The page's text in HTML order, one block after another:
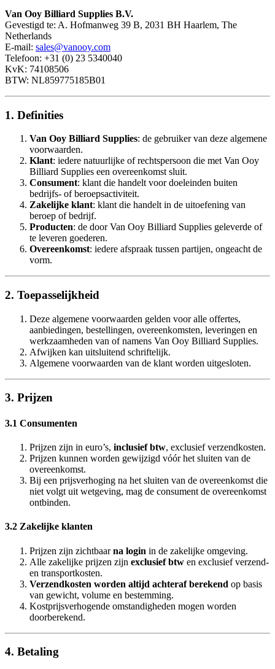
Van Ooy Billiard Supplies B.V.
Gevestigd te: A. Hofmanweg 39 B, 2031 BH Haarlem, The
Netherlands
E-mail: sales@vanooy.com
Telefoon: +31 (0) 23 5340040
KvK: 74108506
BTW: NL859775185B01
1. Definities
Van Ooy Billiard Supplies: de gebruiker van deze algemene
voorwaarden.
Klant: iedere natuurlijke of rechtspersoon die met Van Ooy
Billiard Supplies een overeenkomst sluit.
Consument: klant die handelt voor doeleinden buiten
bedrijfs- of beroepsactiviteit.
Zakelijke klant: klant die handelt in de uitoefening van
beroep of bedrijf.
Producten: de door Van Ooy Billiard Supplies geleverde of
te leveren goederen.
Overeenkomst: iedere afspraak tussen partijen, ongeacht de
vorm.
2. Toepasselijkheid
Deze algemene voorwaarden gelden voor alle offertes,
aanbiedingen, bestellingen, overeenkomsten, leveringen en
werkzaamheden van of namens Van Ooy Billiard Supplies.
Afwijken kan uitsluitend schriftelijk.
Algemene voorwaarden van de klant worden uitgesloten.
3. Prijzen
3.1 Consumenten
Prijzen zijn in euro’s, inclusief btw, exclusief verzendkosten.
Prijzen kunnen worden gewijzigd vóór het sluiten van de
overeenkomst.
Bij een prijsverhoging na het sluiten van de overeenkomst die
niet volgt uit wetgeving, mag de consument de overeenkomst
ontbinden.
3.2 Zakelijke klanten
Prijzen zijn zichtbaarna login in de zakelijke omgeving.
Alle zakelijke prijzen zijn exclusief btw en exclusief verzend-
en transportkosten.
Verzendkosten worden altijd achteraf berekend op basis
van gewicht, volume en bestemming.
Kostprijsverhogende omstandigheden mogen worden
doorberekend.
4. Betaling